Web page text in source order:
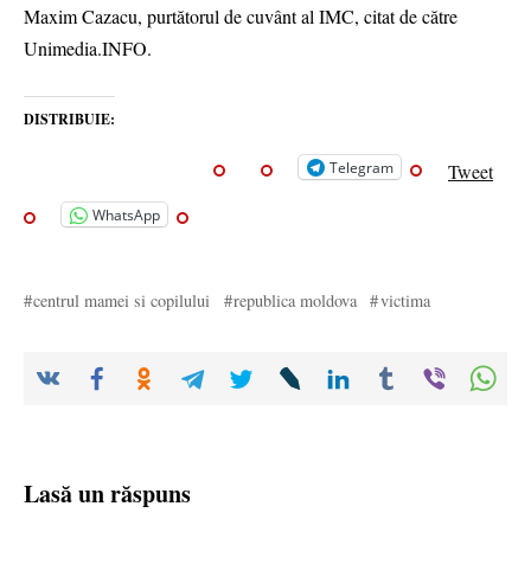
Maxim Cazacu, purtătorul de cuvânt al IMC, citat de către
Unimedia.INFO.
DISTRIBUIE:
Telegram Tweet
WhatsApp
centrul mamei si copilului republica moldova victima
Lasă un răspuns